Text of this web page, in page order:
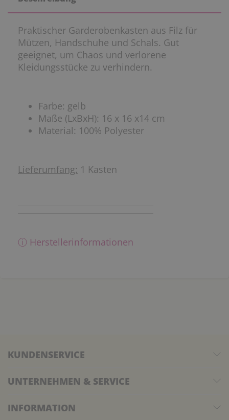
Praktischer Garderobenkasten aus Filz für
Mützen, Handschuhe und Schals. Gut
geeignet, um Chaos und verlorene
Kleidungsstücke zu verhindern.
Farbe: gelb
Maße (LxBxH): 16 x 16 x14 cm
Material: 100% Polyester
Lieferumfang: 1 Kasten
ⓘ Herstellerinformationen
KUNDENSERVICE
UNTERNEHMEN & SERVICE
INFORMATION